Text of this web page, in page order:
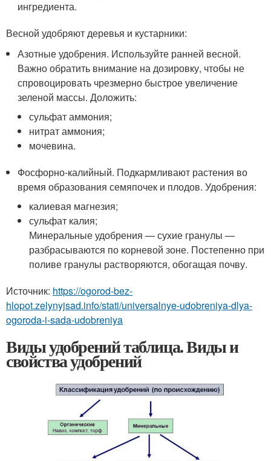
ингредиента.
Весной удобряют деревья и кустарники:
Азотные удобрения. Используйте ранней весной.
Важно обратить внимание на дозировку, чтобы не
спровоцировать чрезмерно быстрое увеличение
зеленой массы. Доложить:
сульфат аммония;
нитрат аммония;
мочевина.
Фосфорно-калийный. Подкармливают растения во
время образования семяпочек и плодов. Удобрения:
калиевая магнезия;
сульфат калия;
Минеральные удобрения — сухие гранулы —
разбрасываются по корневой зоне. Постепенно при
поливе гранулы растворяются, обогащая почву.
Источник: https://ogorod-bez-
hlopot.zelynyjsad.info/stati/universalnye-udobreniya-dlya-
ogoroda-i-sada-udobreniya
Виды удобрений таблица. Виды и
свойства удобрений